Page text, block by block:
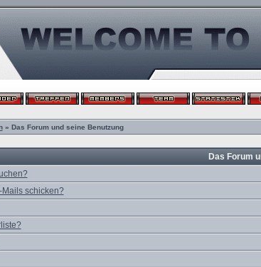
» Das Forum und seine Benutzung
Das Forum
schicken?